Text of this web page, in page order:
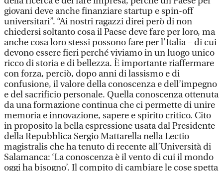
giovani deve anche finanziare startup e spin-off
universitari”. “Ai nostri ragazzi direi però di non
chiedersi soltanto cosa il Paese deve fare per loro, ma
anche cosa loro stessi possono fare per l’Italia – di cui
devono essere fieri perché viviamo in un luogo unico
ricco di storia e di bellezza. È importante riaffermare
con forza, perciò, dopo anni di lassismo e di
confusione, il valore della conoscenza e dell’impegno
e del sacrificio personale. Quella conoscenza ottenuta
da una formazione continua che ci permette di unire
memoria e innovazione, sapere e spirito critico. Cito
in proposito la bella espressione usata dal Presidente
della Repubblica Sergio Mattarella nella Lectio
magistralis che ha tenuto di recente all’Università di
Salamanca: ‘La conoscenza è il vento di cui il mondo
oggi ha bisogno’. Il compito di cambiare le cose spetta